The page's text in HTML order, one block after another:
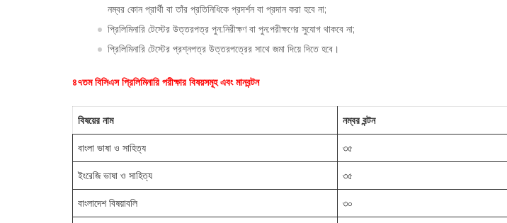
নম্বর কোন প্রার্থী বা তাঁর প্রতিনিধিকে প্রদর্শন বা প্রদান করা হবে না;
প্রিলিমিনারি টেস্টের উত্তরপত্র পুন:নিরীক্ষণ বা পুন:পরীক্ষণের সুযোগ থাকবে না;
প্রিলিমিনারি টেস্টের প্রশ্নপত্র উত্তরপত্রের সাথে জমা দিয়ে দিতে হবে।
৪৭তম বিসিএস প্রিলিমিনারি পরীক্ষার বিষয়সমূহ এবং মানবন্টন
বিষয়ের নাম নম্বর বন্টন
বাংলা ভাষা ও সাহিত্য ৩৫
ইংরেজি ভাষা ও সাহিত্য ৩৫
বাংলাদেশ বিষয়াবলি ৩০